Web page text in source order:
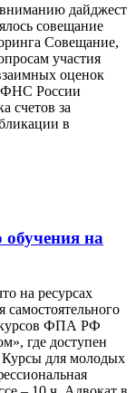
дайджест
совещание
Совещание,
участия
оценок
России
счетов за
в
обучения на
на ресурсах
ФПА РФ
где доступен
для молодых